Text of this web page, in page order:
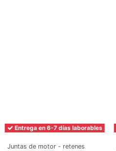
Entrega en 6-7 días laborables
Juntas de motor - retenes